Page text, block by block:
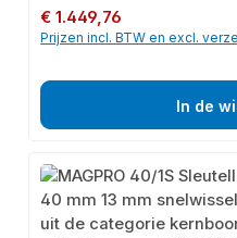
Normale prijs:
€ 1.449,76
Prijzen incl. BTW en excl.
In de